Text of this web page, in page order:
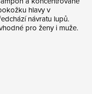
hlavy v
návratu lupů.
pro ženy i muže.